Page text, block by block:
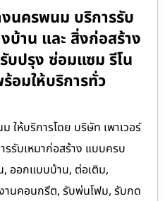
นครพนม บริการรับ
บ้าน และ สิ่งก่อสร้าง
ปรุง ซ่อมแซม รีโน
อมให้บริการทั่ว
ให้บริการโดย บริษัท เพาเวอร์
รับเหมาก่อสร้าง แบบครบ
, ออกแบบบ้าน, ต่อเติม,
านคอนกรีต, รับพ่นโฟม, รับกด